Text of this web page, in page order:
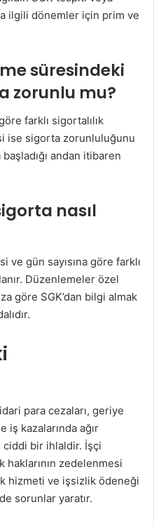
ilgili dönemler için prim ve
süresindeki
zorunlu mu?
farklı sigortalılık
ise sigorta zorunluluğunu
andan itibaren
nasıl
ve gün sayısına göre farklı
Düzenlemeler özel
göre SGK’dan bilgi almak
para cezaları, geriye
iş kazalarında ağır
bir ihlaldir. İşçi
haklarının zedelenmesi
hizmeti ve işsizlik ödeneği
sorunlar yaratır.